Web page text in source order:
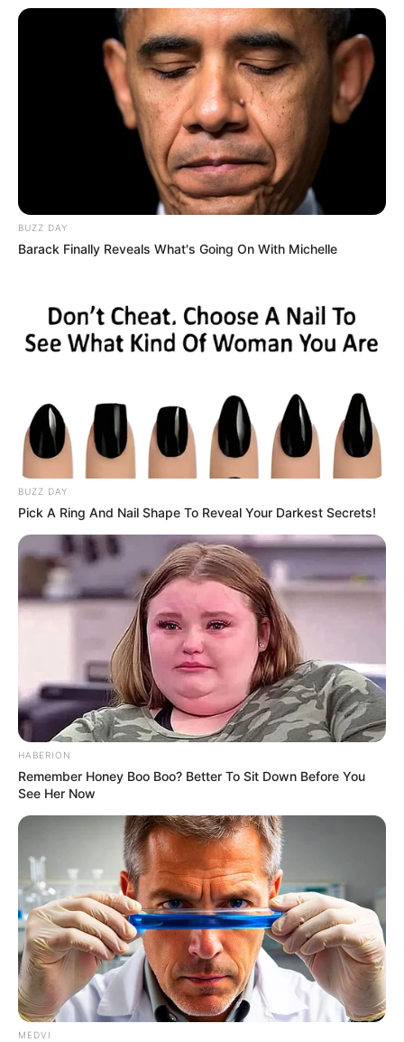
BUZZ DAY
Barack Finally Reveals What's Going On With Michelle
BUZZ DAY
Pick A Ring And Nail Shape To Reveal Your Darkest Secrets!
HABERION
Remember Honey Boo Boo? Better To Sit Down Before You
See Her Now
MEDVI